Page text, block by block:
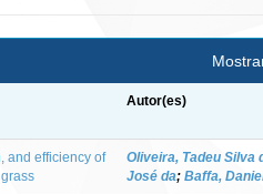
Autor(es)
and efficiency of
Oliveira, Tadeu Silva
José da; Baffa,